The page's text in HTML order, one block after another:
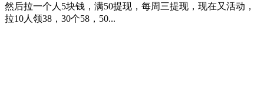
然后拉一个人5块钱，满50提现，每周三提现，现在又活动，
拉10人领38，30个58，50...